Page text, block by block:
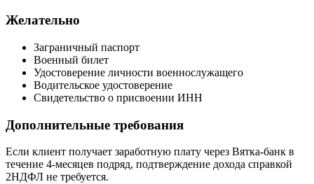
Желательно
Заграничный паспорт
Военный билет
Удостоверение личности военнослужащего
Водительское удостоверение
Свидетельство о присвоении ИНН
Дополнительные требования
Если клиент получает заработную плату через Вятка-банк в
течение 4-месяцев подряд, подтверждение дохода справкой
2НДФЛ не требуется.